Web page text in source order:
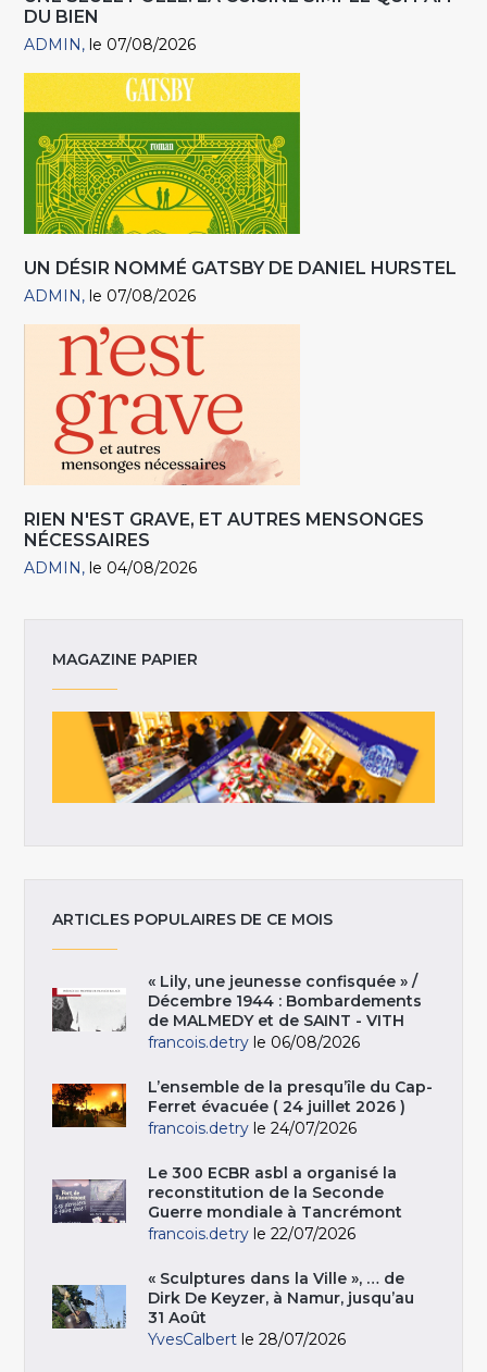
DU BIEN
ADMIN le 07/08/2026
UN DÉSIR NOMMÉ GATSBY DE DANIEL HURSTEL
ADMIN le 07/08/2026
RIEN N'EST GRAVE, ET AUTRES MENSONGES
NÉCESSAIRES
ADMIN le 04/08/2026
MAGAZINE PAPIER
ARTICLES POPULAIRES DE CE MOIS
« Lily, une jeunesse confisquée » /
Décembre 1944 : Bombardements
de MALMEDY et de SAINT - VITH
francois.detry le 06/08/2026
L’ensemble de la presqu’île du Cap-
Ferret évacuée ( 24 juillet 2026 )
francois.detry le 24/07/2026
Le 300 ECBR asbl a organisé la
reconstitution de la Seconde
Guerre mondiale à Tancrémont
francois.detry le 22/07/2026
« Sculptures dans la Ville », … de
Dirk De Keyzer, à Namur, jusqu’au
31 Août
YvesCalbert le 28/07/2026